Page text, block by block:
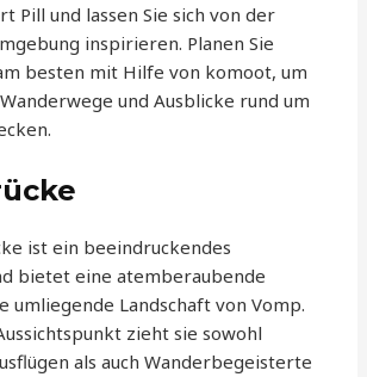
Pill und lassen Sie sich von der
inspirieren. Planen Sie
besten mit Hilfe von komoot, um
und Ausblicke rund um
ist ein beeindruckendes
bietet eine atemberaubende
umliegende Landschaft von Vomp.
zieht sie sowohl
als auch Wanderbegeisterte